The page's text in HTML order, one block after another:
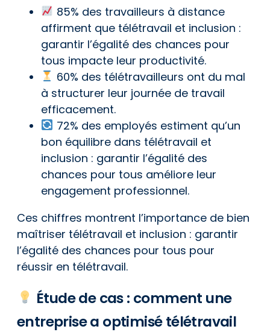
85% des travailleurs à distance
affirment que télétravail et inclusion :
garantir l’égalité des chances pour
tous impacte leur productivité.
60% des télétravailleurs ont du mal
à structurer leur journée de travail
efficacement.
72% des employés estiment qu’un
bon équilibre dans télétravail et
inclusion : garantir l’égalité des
chances pour tous améliore leur
engagement professionnel.
Ces chiffres montrent l’importance de bien
maîtriser télétravail et inclusion : garantir
l’égalité des chances pour tous pour
réussir en télétravail.
Étude de cas : comment une
entreprise a optimisé télétravail